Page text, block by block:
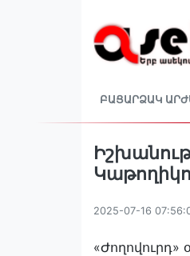
ԲԱՑԱՐՁԱԿ
2025-07-16
«Ժողովուրդ»